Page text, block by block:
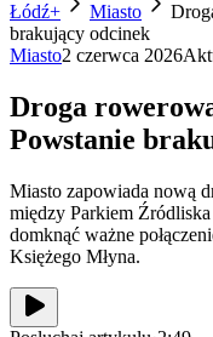
Łódź+ Miasto
brakujący odcinek
Miasto2 czerwca 2026
Droga
Powstanie
Miasto zapowiada nową
między Parkiem
domknąć ważne
Księżego Młyna.